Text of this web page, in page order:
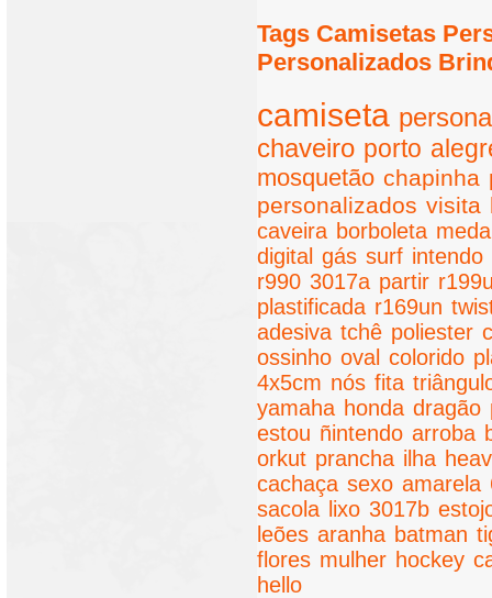
Tags Camisetas
Personalizados
camiseta
chaveiro porto
mosquetão chapinha
personalizados visita
caveira borboleta
digital gás surf intendo
r990 3017a partir
plastificada r169un
adesiva tchê poliester
ossinho oval colorido
4x5cm nós fita
yamaha honda dragão
estou ñintendo arroba
orkut prancha ilha
cachaça sexo amarela
sacola lixo 3017b
leões aranha batman
flores mulher hockey
hello